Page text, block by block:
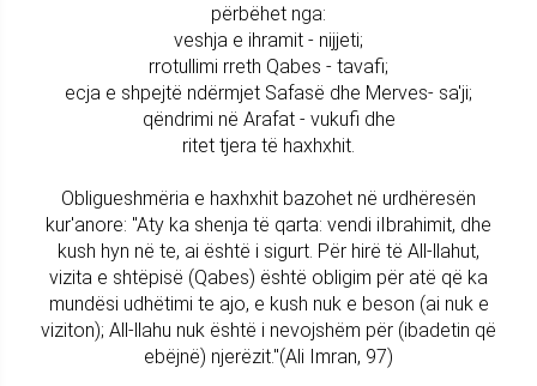
përbëhet nga:
veshja e ihramit - nijjeti;
rrotullimi rreth Qabes - tavafi;
ecja e shpejtë ndërmjet Safasë dhe Merves- sa'ji;
qëndrimi në Arafat - vukufi dhe
ritet tjera të haxhxhit.
Obligueshmëria e haxhxhit bazohet në urdhëresën
kur'anore: "Aty ka shenja të qarta: vendi iIbrahimit, dhe
kush hyn në te, ai është i sigurt. Për hirë të All-llahut,
vizita e shtëpisë (Qabes) është obligim për atë që ka
mundësi udhëtimi te ajo, e kush nuk e beson (ai nuk e
viziton); All-llahu nuk është i nevojshëm për (ibadetin që
ebëjnë) njerëzit."(Ali Imran, 97)